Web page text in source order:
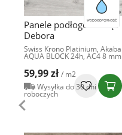
Panele podłogowe Dąb
Debora
Swiss Krono Platinium, Akaba
AQUA BLOCK 24h, AC4 8 mm
59,99 zł / m2
Wysyłka do 30 dni
roboczych